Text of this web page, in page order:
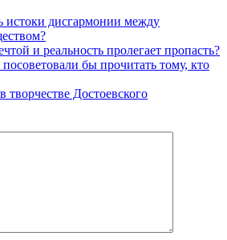
истоки дисгармонии между
и реальность пролегает пропасть?
бы прочитать тому, кто
творчестве Достоевского